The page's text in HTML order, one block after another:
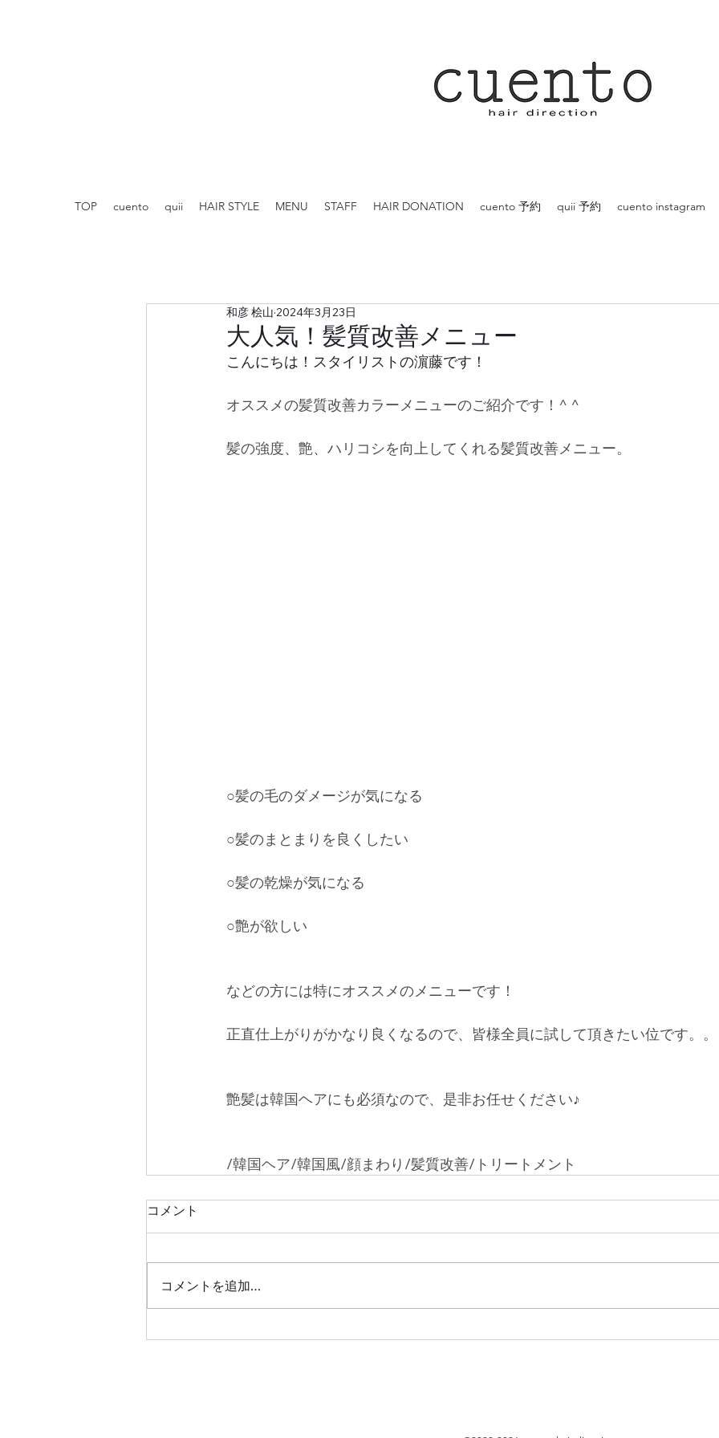
TOP cuento quii HAIR STYLE MENU STAFF HAIR DONATION cuento 予約 quii 予約 cuento instagram
大人気！髪質改善メニュー
和彦 桧山 2024年3月23日
こんにちは！スタイリストの濵藤です！
オススメの髪質改善カラーメニューのご紹介です！^ ^
髪の強度、艶、ハリコシを向上してくれる髪質改善メニュー。
○髪の毛のダメージが気になる
○髪のまとまりを良くしたい
○髪の乾燥が気になる
○艶が欲しい
などの方には特にオススメのメニューです！
正直仕上がりがかなり良くなるので、皆様全員に試して頂きたい位です。
艶髪は韓国ヘアにも必須なので、是非お任せください♪
/韓国ヘア/韓国風/顔まわり/髪質改善/トリートメント
コメント
コメントを追加…